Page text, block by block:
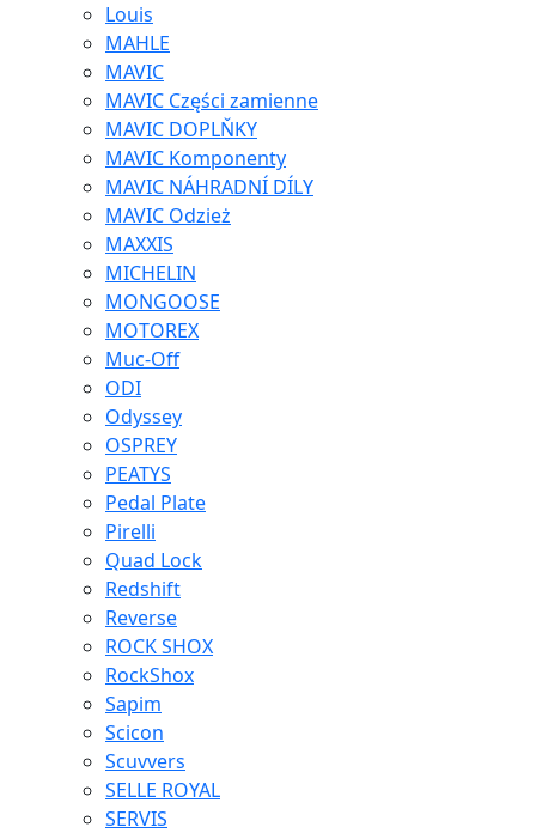
Louis
MAHLE
MAVIC
MAVIC Części zamienne
MAVIC DOPLŇKY
MAVIC Komponenty
MAVIC NÁHRADNÍ DÍLY
MAVIC Odzież
MAXXIS
MICHELIN
MONGOOSE
MOTOREX
Muc-Off
ODI
Odyssey
OSPREY
PEATYS
Pedal Plate
Pirelli
Quad Lock
Redshift
Reverse
ROCK SHOX
RockShox
Sapim
Scicon
Scuvvers
SELLE ROYAL
SERVIS